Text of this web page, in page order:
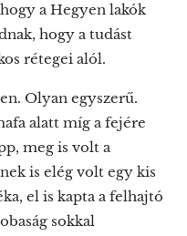
a Hegyen lakók
hogy a tudást
rétegei alól.
Olyan egyszerű.
alatt míg a fejére
meg is volt a
is elég volt egy kis
el is kapta a felhajtó
sokkal